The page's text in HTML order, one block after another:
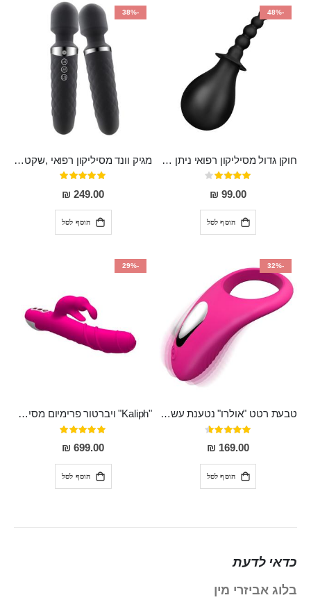
-48%
חוקן גדול מסיליקון רפואי ניתן לשימוש גם כפלאג וגם כחרוזים אנאלים
דירוג:
80%
99.00 ₪
הוסף לסל
-38%
מגיק וונד מסיליקון רפואי ,שקט במיוחד, נטען בעל 10 מהירויות שונות "Erna"
דירוג:
100%
249.00 ₪
הוסף לסל
-32%
טבעת רטט "אולרו" נטענת עשויה סיליקון רפואי עם רטט חזק ומטריף חושים
דירוג:
91%
169.00 ₪
הוסף לסל
-29%
"Kaliph" ויברטור פרימיום מסיליקון רפואי , נטען, שקט במיוחד, מסתובב ומתפתל, שמנמן עם חדירה 14 סמ
דירוג:
100%
699.00 ₪
הוסף לסל
כדאי לדעת
בלוג אביזרי מין